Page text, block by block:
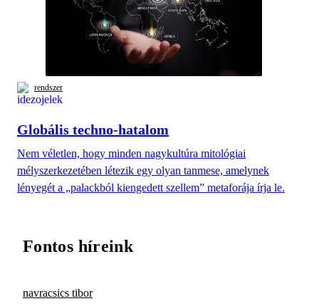
rendszer
Globális techno-hatalom
Nem véletlen, hogy minden nagykultúra mitológiai
mélyszerkezetében létezik egy olyan tanmese, amelynek
lényegét a „palackból kiengedett szellem” metaforája írja le.
Fontos híreink
navracsics tibor